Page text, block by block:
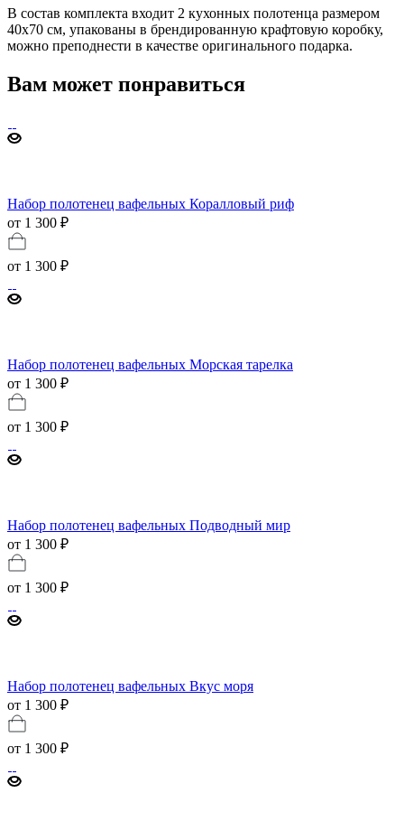
В состав комплекта входит 2 кухонных полотенца размером
40х70 см, упакованы в брендированную крафтовую коробку,
можно преподнести в качестве оригинального подарка.
Вам может понравиться
Набор полотенец вафельных Коралловый риф
от 1 300 ₽
от 1 300 ₽
Набор полотенец вафельных Морская тарелка
от 1 300 ₽
от 1 300 ₽
Набор полотенец вафельных Подводный мир
от 1 300 ₽
от 1 300 ₽
Набор полотенец вафельных Вкус моря
от 1 300 ₽
от 1 300 ₽